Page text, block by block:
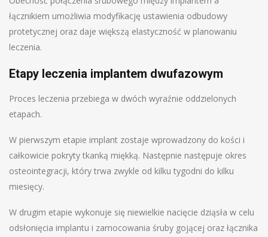
łącznikiem umożliwia modyfikację ustawienia odbudowy
protetycznej oraz daje większą elastyczność w planowaniu
leczenia.
Etapy leczenia implantem dwufazowym
Proces leczenia przebiega w dwóch wyraźnie oddzielonych
etapach.
W pierwszym etapie implant zostaje wprowadzony do kości i
całkowicie pokryty tkanką miękką. Następnie następuje okres
osteointegracji, który trwa zwykle od kilku tygodni do kilku
miesięcy.
W drugim etapie wykonuje się niewielkie nacięcie dziąsła w celu
odsłonięcia implantu i zamocowania śruby gojącej oraz łącznika